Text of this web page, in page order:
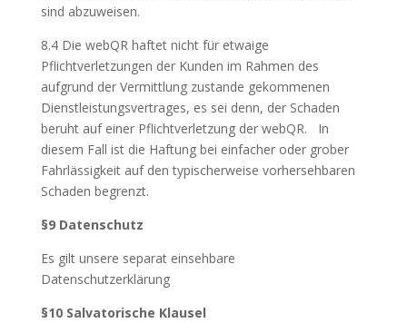
sind abzuweisen.
8.4 Die webQR haftet nicht für etwaige
Pflichtverletzungen der Kunden im Rahmen des
aufgrund der Vermittlung zustande gekommenen
Dienstleistungsvertrages, es sei denn, der Schaden
beruht auf einer Pflichtverletzung der webQR. In
diesem Fall ist die Haftung bei einfacher oder grober
Fahrlässigkeit auf den typischerweise vorhersehbaren
Schaden begrenzt.
§9 Datenschutz
Es gilt unsere separat einsehbare
Datenschutzerklärung
§10 Salvatorische Klausel